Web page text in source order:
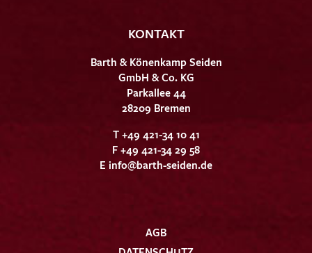
KONTAKT
Barth & Könenkamp Seiden
GmbH & Co. KG
Parkallee 44
28209 Bremen
T +49 421-34 10 41
F +49 421-34 29 58
E info@barth-seiden.de
AGB